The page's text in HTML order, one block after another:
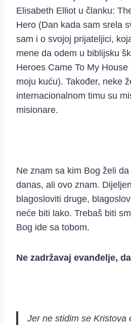
Elisabeth Elliot u članku:
Hero (Dan kada sam srela
sam i o svojoj prijateljici,
mene da odem u biblijsku
Heroes Came To My
moju kuću). Također, neke
internacionalnom timu su
misionare.
Ne znam sa kim Bog želi
danas, ali ovo znam.
blagosloviti druge,
neće biti lako. Trebaš biti
Bog ide sa tobom.
Ne zadržavaj evanđelje,
Jer ne stidim se Kristova